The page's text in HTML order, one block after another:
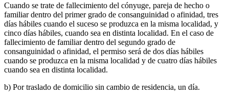
Cuando se trate de fallecimiento del cónyuge, pareja de hecho o
familiar dentro del primer grado de consanguinidad o afinidad, tres
días hábiles cuando el suceso se produzca en la misma localidad, y
cinco días hábiles, cuando sea en distinta localidad. En el caso de
fallecimiento de familiar dentro del segundo grado de
consanguinidad o afinidad, el permiso será de dos días hábiles
cuando se produzca en la misma localidad y de cuatro días hábiles
cuando sea en distinta localidad.
b) Por traslado de domicilio sin cambio de residencia, un día.